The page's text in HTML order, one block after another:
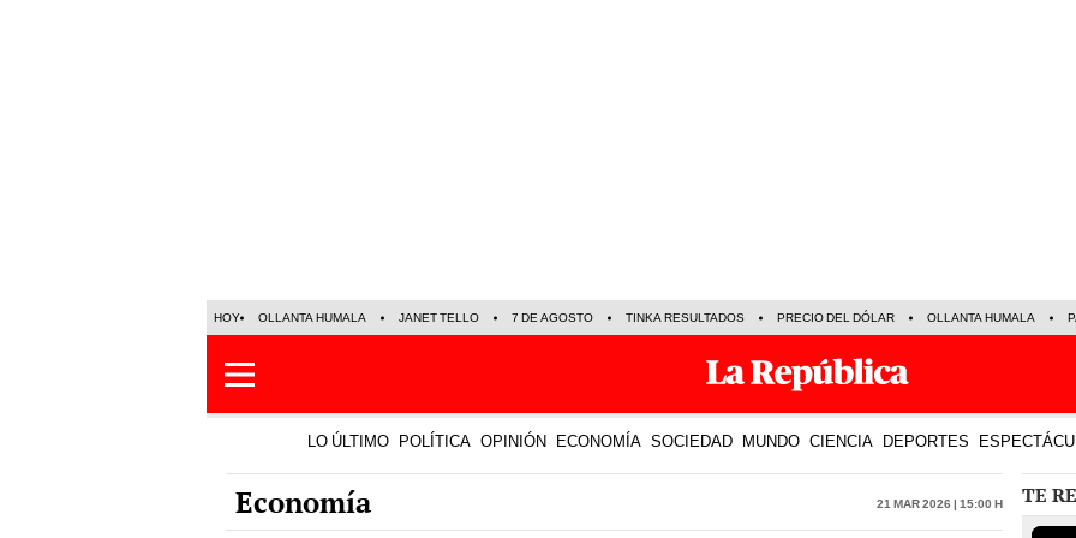
HOY OLLANTA HUMALA JANET TELLO 7 DE AGOSTO TINKA RESULTADOS PRECIO DEL DÓLAR OLLANTA HUMALA
LO ÚLTIMO POLÍTICA OPINIÓN ECONOMÍA SOCIEDAD MUNDO CIENCIA DEPORTES
Economía 21 Mar 2026 | 15:00 h TE